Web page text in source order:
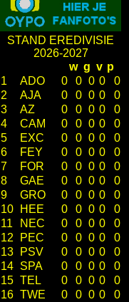
STAND EREDIVISIE
2026-2027
w g v p
1
ADO 0 0 0 0
0
2
AJA 0 0 0 0
0
3
AZ 0 0 0 0
0
4
CAM 0 0 0 0
0
5
EXC 0 0 0 0
0
6
FEY 0 0 0 0
0
7
FOR 0 0 0 0
0
8
GAE 0 0 0 0
0
9
GRO 0 0 0 0
0
10
HEE 0 0 0 0
0
11
NEC 0 0 0 0
0
12
PEC 0 0 0 0
0
13
PSV 0 0 0 0
0
14 SPA 0 0 0 0
0
15 TEL 0 0 0 0
0
16 TWE 0 0 0 0
0